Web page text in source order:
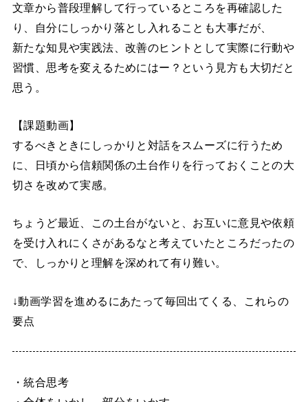
文章から普段理解して行っているところを再確認した
り、自分にしっかり落とし入れることも大事だが、
新たな知見や実践法、改善のヒントとして実際に行動や
習慣、思考を変えるためにはー？という見方も大切だと
思う。
【課題動画】
するべきときにしっかりと対話をスムーズに行うため
に、日頃から信頼関係の土台作りを行っておくことの大
切さを改めて実感。
ちょうど最近、この土台がないと、お互いに意見や依頼
を受け入れにくさがあるなと考えていたところだったの
で、しっかりと理解を深めれて有り難い。
↓動画学習を進めるにあたって毎回出てくる、これらの
要点
・統合思考